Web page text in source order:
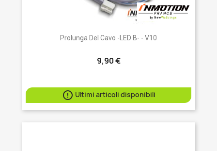
Prolunga Del Cavo -LED B- - V10
9,90 €
 Ultimi articoli disponibili